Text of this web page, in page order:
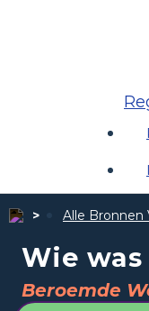
Alle Bronnen
Wie
Beroemde